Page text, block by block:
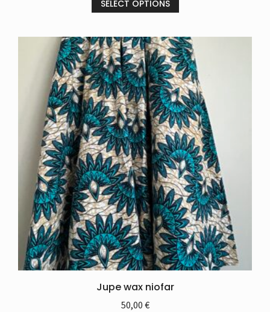
SELECT OPTIONS
Jupe wax niofar
50,00 €